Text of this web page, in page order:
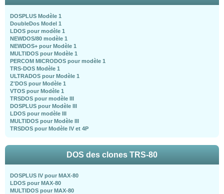
DOSPLUS Modèle 1
DoubleDos Model 1
LDOS pour modèle 1
NEWDOS/80 modèle 1
NEWDOS+ pour Modèle 1
MULTIDOS pour Modèle 1
PERCOM MICRODOS pour modèle 1
TRS-DOS Modèle 1
ULTRADOS pour Modèle 1
Z'DOS pour Modèle 1
VTOS pour Modèle 1
TRSDOS pour modèle III
DOSPLUS pour Modèle III
LDOS pour modèle III
MULTIDOS pour Modèle III
TRSDOS pour Modèle IV et 4P
DOS des clones TRS-80
DOSPLUS IV pour MAX-80
LDOS pour MAX-80
MULTIDOS pour MAX-80